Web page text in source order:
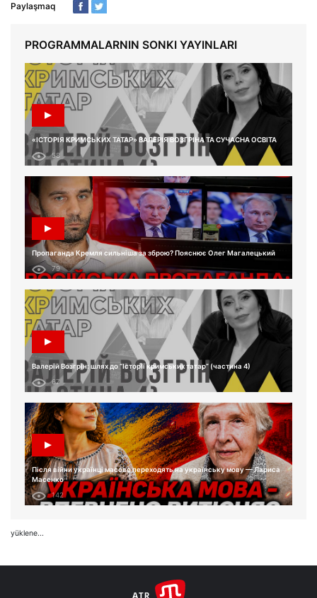
Paylaşmaq
PROGRAMMALARNIN SONKI YAYINLARI
«ІСТОРІЯ КРИМСЬКИХ ТАТАР» ВАЛЕРІЯ ВОЗГРІНА ТА СУЧАСНА ОСВІТА
58
Пропаганда Кремля сильніша за зброю? Пояснює Олег Магалецький
79
Валерій Возгрін: шлях до “Історії кримських татар” (частина 4)
67
Після війни українці масово переходять на українську мову — Лариса
Масенко
142
yüklene...